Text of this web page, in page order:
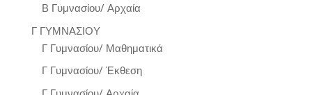
Β Γυμνασίου/ Αρχαία
Γ ΓΥΜΝΑΣΙΟΥ
Γ Γυμνασίου/ Μαθηματικά
Γ Γυμνασίου/ Έκθεση